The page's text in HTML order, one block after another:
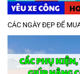
CÁC NGÀY ĐẸP ĐỂ